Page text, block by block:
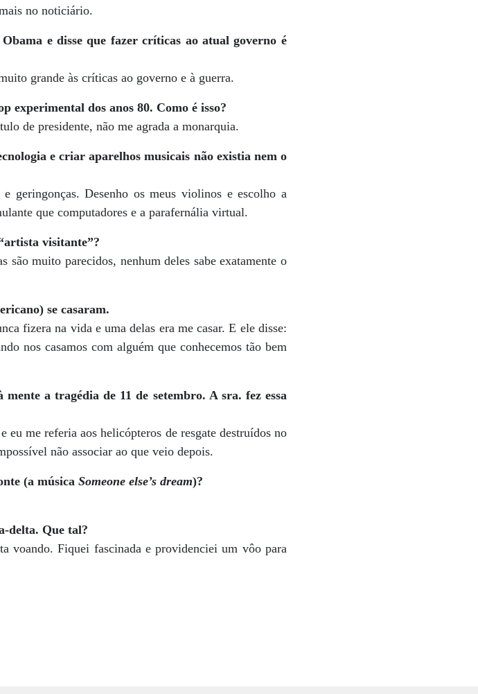
no noticiário.
e disse que fazer críticas ao atual governo é
grande às críticas ao governo e à guerra.
experimental dos anos 80. Como é isso?
de presidente, não me agrada a monarquia.
e criar aparelhos musicais não existia nem o
geringonças. Desenho os meus violinos e escolho a
que computadores e a parafernália virtual.
visitante”?
muito parecidos, nenhum deles sabe exatamente o
se casaram.
fizera na vida e uma delas era me casar. E ele disse:
nos casamos com alguém que conhecemos tão bem
mente a tragédia de 11 de setembro. A sra. fez essa
eu me referia aos helicópteros de resgate destruídos no
não associar ao que veio depois.
(a músicaSomeone else’s dream)?
delta. Que tal?
voando. Fiquei fascinada e providenciei um vôo para